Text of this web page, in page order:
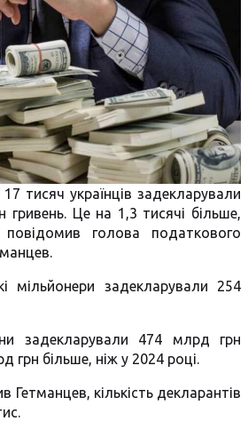
тисяч українців задекларували
гривень. Це на 1,3 тисячі більше,
голова податкового
мільйонери задекларували 254
задекларували 474 млрд грн
грн більше, ніж у 2024 році.
Гетманцев, кількість декларантів